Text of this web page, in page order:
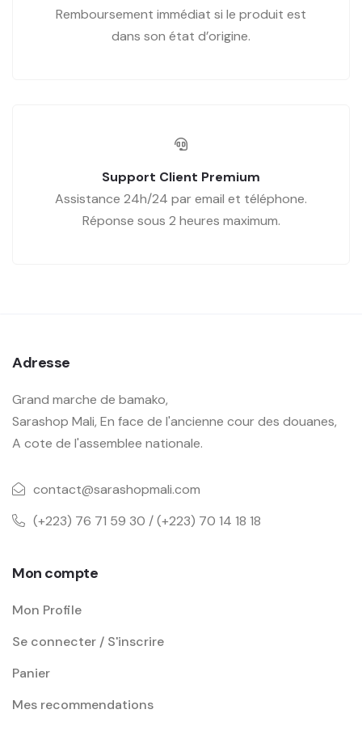
Remboursement immédiat si le produit est
dans son état d’origine.
Support Client Premium
Assistance 24h/24 par email et téléphone.
Réponse sous 2 heures maximum.
Adresse
Grand marche de bamako,
Sarashop Mali, En face de l'ancienne cour des douanes,
A cote de l'assemblee nationale.
contact@sarashopmali.com
(+223) 76 71 59 30 / (+223) 70 14 18 18
Mon compte
Mon Profile
Se connecter / S'inscrire
Panier
Mes recommendations